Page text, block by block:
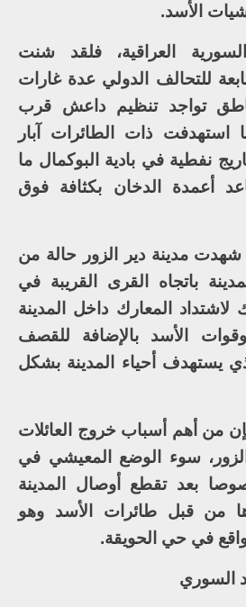
الأسد.
العراقية، فلقد شنت
للتحالف الدولي عدة غارات
تواجد تنظيم داعش قرب
استهدفت ذات الطائرات آبار
نفطية في بادية البوكمال ما
أعمدة الدخان بكثافة فوق
مدينة دير الزور حالة من
باتجاه القرى القريبة في
المعارك داخل المدينة
الأسد بالإضافة للقصف
يستهدف أحياء المدينة بشكل
من أهم أسباب خروج العائلات
سوء الوضع المعيشي في
بعد تقطع أوصال المدينة
من قبل طائرات الأسد وهو
في حي الحويقة.
السوري